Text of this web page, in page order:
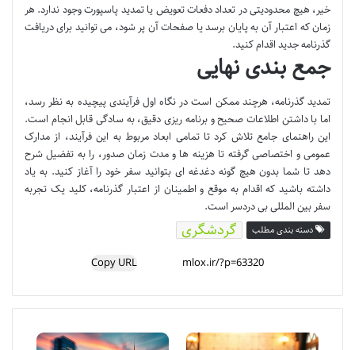
خیر، هیچ محدودیتی در تعداد دفعات تعویض یا تمدید پاسپورت وجود ندارد. هر
زمان که اعتبار آن به پایان برسد یا صفحات آن پر شود، می توانید برای دریافت
گذرنامه جدید اقدام کنید.
جمع بندی نهایی
تمدید گذرنامه، هرچند ممکن است در نگاه اول فرآیندی پیچیده به نظر رسد،
اما با داشتن اطلاعات صحیح و برنامه ریزی دقیق، به سادگی قابل انجام است.
این راهنمای جامع تلاش کرد تا تمامی ابعاد مربوط به این فرآیند، از مدارک
عمومی و اختصاصی گرفته تا هزینه ها و مدت زمان صدور، را به تفضیل شرح
دهد تا شما بدون هیچ گونه دغدغه ای بتوانید سفر خود را آغاز کنید. به یاد
داشته باشید که اقدام به موقع و اطمینان از اعتبار گذرنامه، کلید یک تجربه
سفر بین المللی بی دردسر است.
دسته بندی مطلب گردشگری
Copy URL